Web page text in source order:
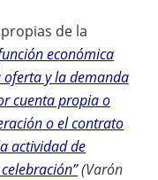
de la
económica
oferta y la demanda
cuenta propia o
o el contrato
actividad de
(Varón